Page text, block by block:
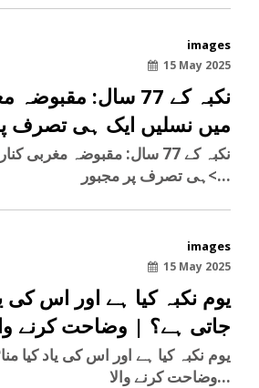
15 May 2025
نکبہ کے 77 سال:
میں نسلیں ایک ہی تصرف
نکبہ کے 77 سال: مقبوضہ
ہی تصرف پر مجبور<...
15 May 2025
یوم نکبہ کیا ہے اور اس کی
جاتی ہے؟ | وضاحت کرنے
یوم نکبہ کیا ہے اور اس کی یاد کیا
وضاحت کرنے والا...